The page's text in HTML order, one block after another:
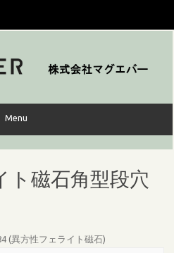
Menu
ト磁石角型段穴
(異方性フェライト磁石)